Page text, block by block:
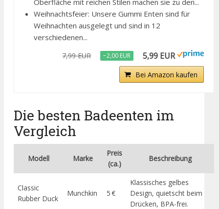
Weihnachtsfeier: Unsere Gummi Enten sind für
Weihnachten ausgelegt und sind in 12
verschiedenen...
7,99 EUR −2,00 EUR 5,99 EUR
Bei Amazon kaufen
Die besten Badeenten im
Vergleich
Modell Marke
Preis
(ca.)
Beschreibung
Classic
Rubber Duck
Munchkin 5 €
Klassisches gelbes
Design, quietscht beim
Drücken, BPA-frei.